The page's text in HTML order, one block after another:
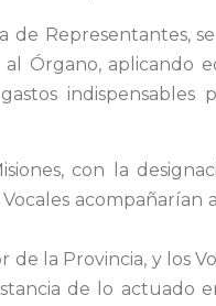
de Representantes,
Órgano, aplicando
indispensables
con la
acompañarían
la Provincia, y los
de lo actuado